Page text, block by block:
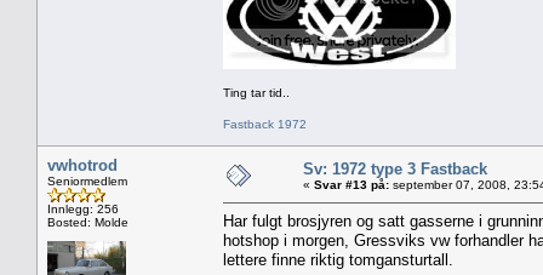
Ting tar tid..
Fastback 1972
vwhotrod
Seniormedlem
Innlegg: 256
Bosted: Molde
Sv: 1972 type 3 Fastback
« Svar #13 på: september 07, 2008,
Har fulgt brosjyren og satt gasserne i
hotshop i morgen, Gressviks vw forhandler
lettere finne riktig tomgansturtall.